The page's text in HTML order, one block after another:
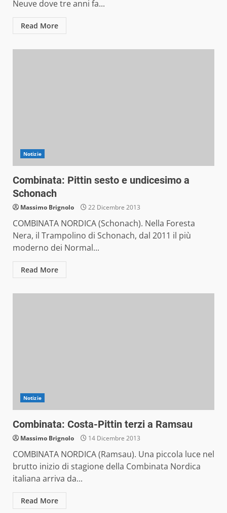
Neuve dove tre anni fa...
Read More
Notizie
Combinata: Pittin sesto e undicesimo a
Schonach
Massimo Brignolo 22 Dicembre 2013
COMBINATA NORDICA (Schonach). Nella Foresta
Nera, il Trampolino di Schonach, dal 2011 il più
moderno dei Normal...
Read More
Notizie
Combinata: Costa-Pittin terzi a Ramsau
Massimo Brignolo 14 Dicembre 2013
COMBINATA NORDICA (Ramsau). Una piccola luce nel
brutto inizio di stagione della Combinata Nordica
italiana arriva da...
Read More